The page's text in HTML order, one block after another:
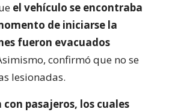
el vehículo se encontraba
de iniciarse la
fueron evacuados
confirmó que no se
lesionadas.
con pasajeros, los cuales